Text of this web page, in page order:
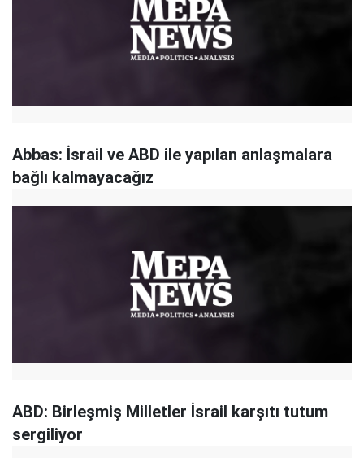
Abbas: İsrail ve ABD ile yapılan anlaşmalara
bağlı kalmayacağız
ABD: Birleşmiş Milletler İsrail karşıtı tutum
sergiliyor